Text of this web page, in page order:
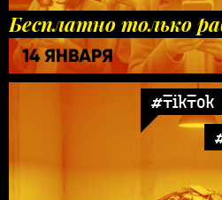
Бесплатно только
14 ЯНВАРЯ
#TikTok